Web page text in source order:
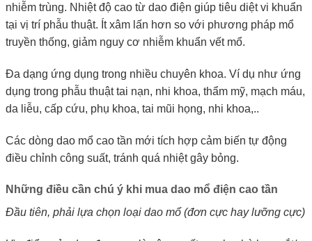
nhiễm trùng. Nhiệt độ cao từ dao điện giúp tiêu diệt vi khuẩn
tại vị trí phẫu thuật. Ít xâm lấn hơn so với phương pháp mổ
truyền thống, giảm nguy cơ nhiễm khuẩn vết mổ.
Đa dạng ứng dụng trong nhiều chuyên khoa. Ví dụ như ứng
dụng trong phẫu thuật tai nạn, nhi khoa, thẩm mỹ, mạch máu,
da liễu, cấp cứu, phụ khoa, tai mũi họng, nhi khoa,..
Các dòng dao mổ cao tần mới tích hợp cảm biến tự động
điều chỉnh công suất, tránh quá nhiệt gây bỏng.
Những điều cần chú ý khi mua dao mổ điện cao tần
Đầu tiên, phải lựa chọn loại dao mổ (đơn cực hay lưỡng cực)